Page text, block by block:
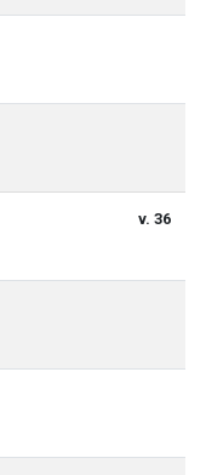
v. 36